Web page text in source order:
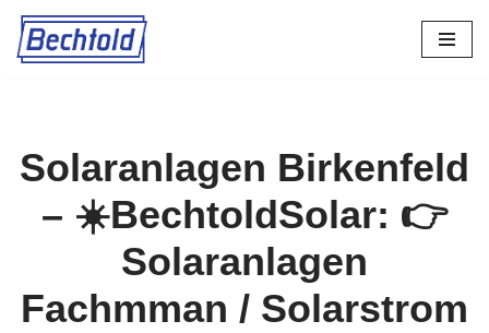
Zum
Solaranlagen Birkenfeld
– ☀️BechtoldSolar: 👉
Solaranlagen
Fachmman / Solarstrom